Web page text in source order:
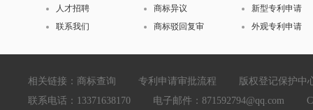
人才招聘
联系我们
商标异议
商标驳回复审
新型专利申请
外观专利申请
相关链接： 商标查询 专利申请审批流程
版权登记保护中
联系电话：13371638170 电子邮件：871592794@qq.com